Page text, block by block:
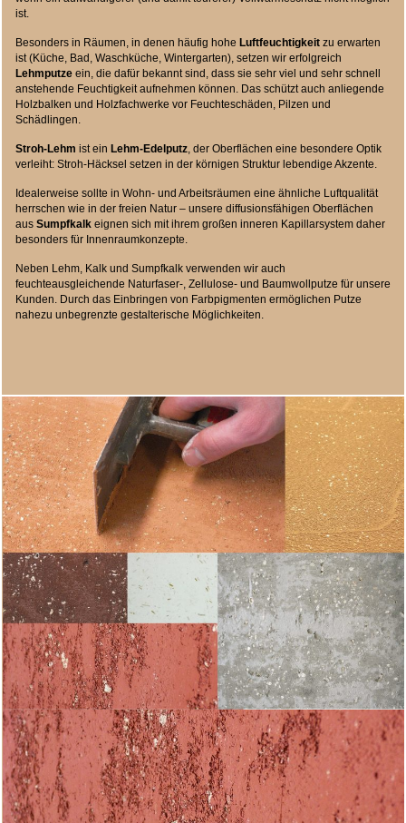
ist.
Besonders in Räumen, in denen häufig hohe Luftfeuchtigkeit zu erwarten
ist (Küche, Bad, Waschküche, Wintergarten), setzen wir erfolgreich
Lehmputze ein, die dafür bekannt sind, dass sie sehr viel und sehr schnell
anstehende Feuchtigkeit aufnehmen können. Das schützt auch anliegende
Holzbalken und Holzfachwerke vor Feuchteschäden, Pilzen und
Schädlingen.
Stroh-Lehm ist ein Lehm-Edelputz, der Oberflächen eine besondere Optik
verleiht: Stroh-Häcksel setzen in der körnigen Struktur lebendige Akzente.
Idealerweise sollte in Wohn- und Arbeitsräumen eine ähnliche Luftqualität
herrschen wie in der freien Natur – unsere diffusionsfähigen Oberflächen
aus Sumpfkalk eignen sich mit ihrem großen inneren Kapillarsystem daher
besonders für Innenraumkonzepte.
Neben Lehm, Kalk und Sumpfkalk verwenden wir auch
feuchteausgleichende Naturfaser-, Zellulose- und Baumwollputze für unsere
Kunden. Durch das Einbringen von Farbpigmenten ermöglichen Putze
nahezu unbegrenzte gestalterische Möglichkeiten.